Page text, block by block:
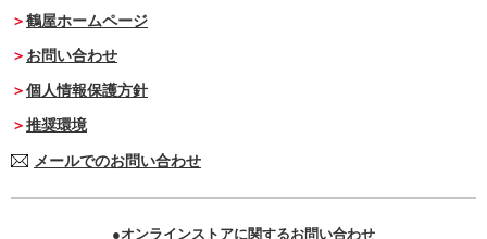
鶴屋ホームページ
お問い合わせ
個人情報保護方針
推奨環境
メールでのお問い合わせ
オンラインストアに関するお問い合わせ